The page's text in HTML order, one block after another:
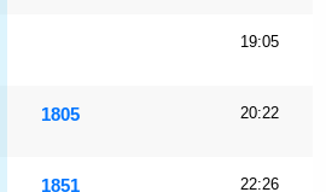
19:05
1805 20:22
1851 22:26